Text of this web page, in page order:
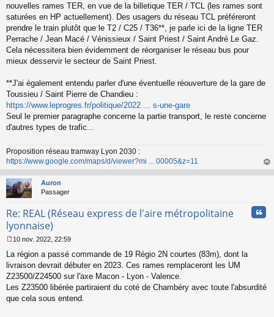
g
e
n
o
n
u
nouvelles rames TER, en vue de la billetique TER / TCL (les rames sont
saturées en HP actuellement). Des usagers du réseau TCL préféreront
prendre le train plutôt que le T2 / C25 / T36**, je parle ici de la ligne TER
Perrache / Jean Macé / Vénissieux / Saint Priest / Saint André Le Gaz.
Cela nécessitera bien évidemment de réorganiser le réseau bus pour
mieux desservir le secteur de Saint Priest.
**J'ai également entendu parler d'une éventuelle réouverture de la gare de
Toussieu / Saint Pierre de Chandieu :
https://www.leprogres.fr/politique/2022 ... s-une-gare
Seul le premier paragraphe concerne la partie transport, le reste concerne
d'autres types de trafic...
Proposition réseau tramway Lyon 2030 :
https://www.google.com/maps/d/viewer?mi ... 00005&z=11
au
Auron
Passager
Re: REAL (Réseau express de l'aire métropolitaine
lyonnaise)
e
s
s
g
e
10 nov. 2022, 22:59
La région a passé commande de 19 Régio 2N courtes (83m), dont la
livraison devrait débuter en 2023. Ces rames remplaceront les UM
Z23500/Z24500 sur l'axe Macon - Lyon - Valence.
Les Z23500 libérée partiraient du coté de Chambéry avec toute l'absurdité
que cela sous entend.